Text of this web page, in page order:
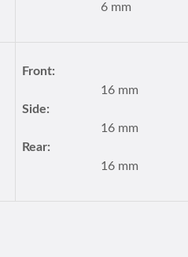
6 mm
Front:
16 mm
Side:
16 mm
Rear:
16 mm